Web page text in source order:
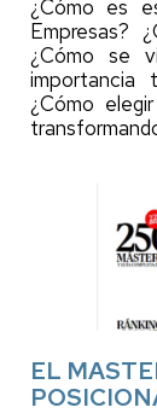
¿Cómo es
Empresas?
¿Cómo se
importancia
¿Cómo
EL